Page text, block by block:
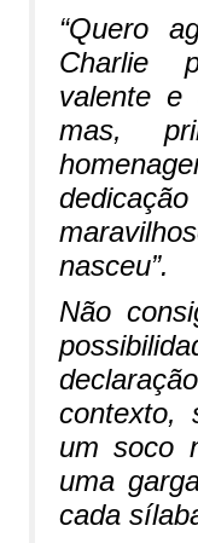
“Quero
Charlie
valente e
mas,
nasceu”.
Não
contexto,
um soco
uma
cada